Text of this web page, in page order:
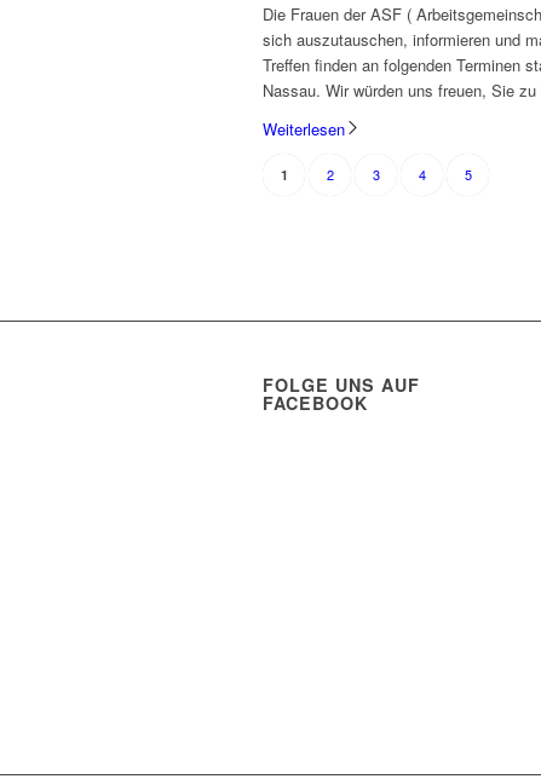
Die Frauen der ASF (
sich auszutauschen, informieren und
Treffen finden an folgenden Terminen
Nassau. Wir würden uns freuen, Sie zu
Weiterlesen
1 2 3 4 5
FOLGE UNS AUF
FACEBOOK